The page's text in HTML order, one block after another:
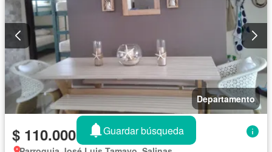
Departamento
$ 110.000 Guardar búsqueda